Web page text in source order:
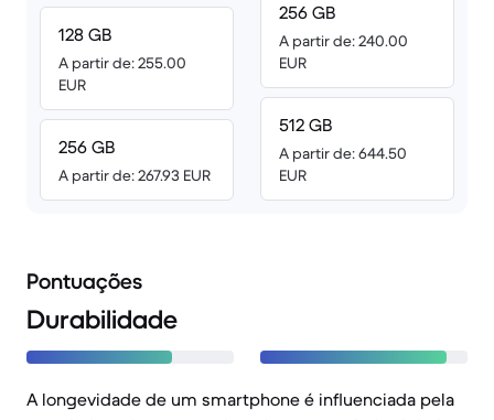
128 GB
A partir de: 255.00
EUR
256 GB
A partir de: 267.93 EUR
256 GB
A partir de: 240.00
EUR
512 GB
A partir de: 644.50
EUR
Pontuações
Durabilidade
A longevidade de um smartphone é influenciada pela